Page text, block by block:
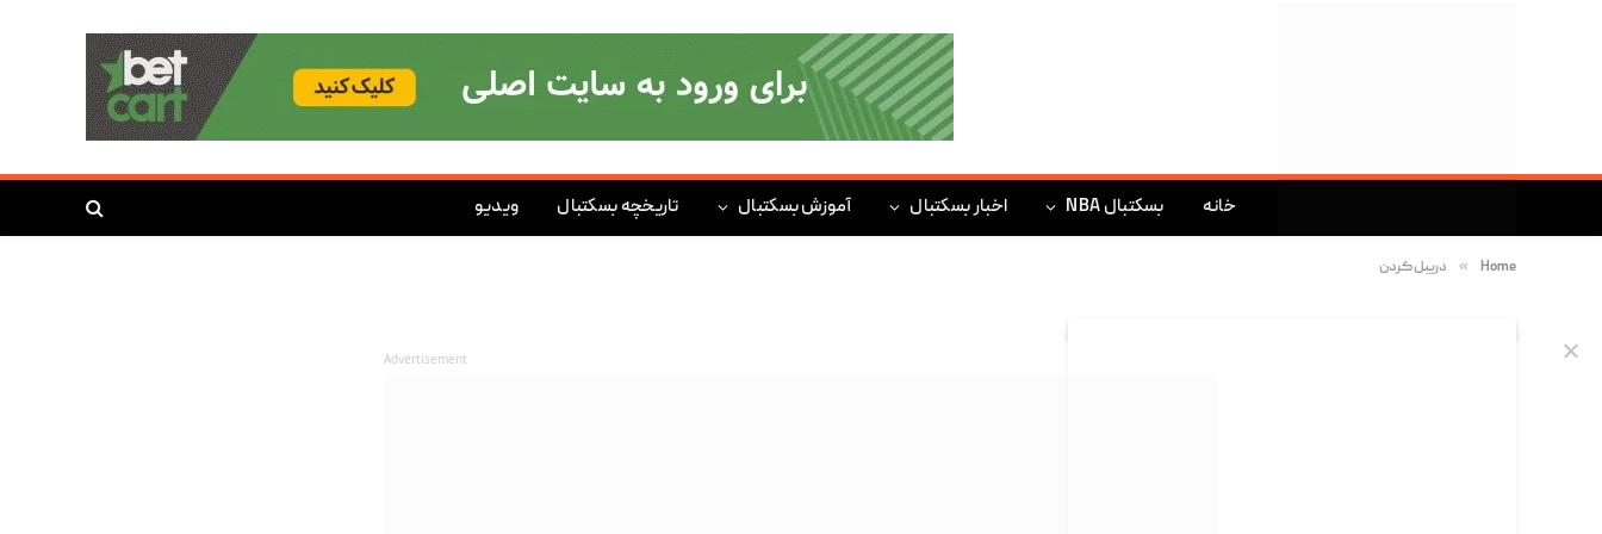
خانه بسکتبال NBA اخبار بسکتبال آموزش بسکتبال تاریخچه بسکتبال ویدیو
Home
» دریبل کردن
Advertisement